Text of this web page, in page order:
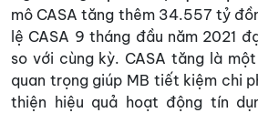
mô CASA tăng thêm 34.557 tỷ
lệ CASA 9 tháng đầu năm 2021
so với cùng kỳ. CASA tăng là
quan trọng giúp MB tiết kiệm chi
thiện hiệu quả hoạt động tín